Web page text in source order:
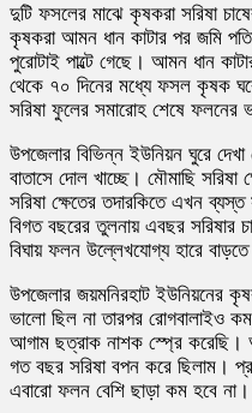
দুটি ফসলের মাঝে কৃষকরা সরিষা
কৃষকরা আমন ধান কাটার পর জমি
পুরোটাই পাল্টে গেছে। আমন ধান
থেকে ৭০ দিনের মধ্যে ফসল কৃষক
সরিষা ফুলের সমারোহ শেষে ফলনের
উপজেলার বিভিন্ন ইউনিয়ন ঘুরে দেখা
বাতাসে দোল খাচ্ছে। মৌমাছি
সরিষা ক্ষেতের তদারকিতে এখন
বিগত বছরের তুলনায় এবছর সরিষার
বিঘায় ফলন উল্লেখযোগ্য হারে বাড়তে
উপজেলার জয়মনিরহাট ইউনিয়নের
ভালো ছিল না তারপর
আগাম ছত্রাক নাশক স্প্রে করেছি।
গত বছর সরিষা বপন করে ছিলাম।
এবারো ফলন বেশি ছাড়া কম হবে না।